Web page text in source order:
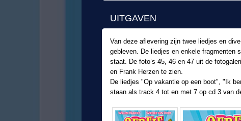
UITGAVEN
Van deze aflevering zijn twee liedjes en
gebleven. De liedjes en enkele fragmenten
staat. De foto’s 45, 46 en 47 uit de
en Frank Herzen te zien.
De liedjes "Op vakantie op een boot", "Ik
staan als track 4 tot en met 7 op cd 3 van